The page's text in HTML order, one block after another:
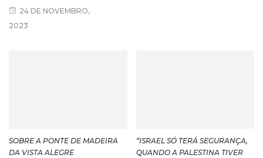
24 DE NOVEMBRO,
2023
SOBRE A PONTE DE MADEIRA
DA VISTA ALEGRE
“ISRAEL SÓ TERÁ SEGURANÇA,
QUANDO A PALESTINA TIVER